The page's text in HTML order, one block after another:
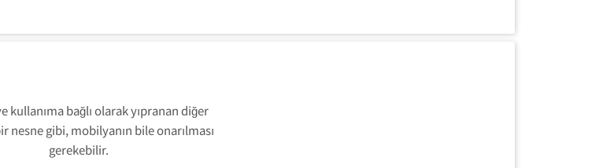
kullanıma bağlı olarak yıpranan diğer
nesne gibi, mobilyanın bile onarılması
gerekebilir.